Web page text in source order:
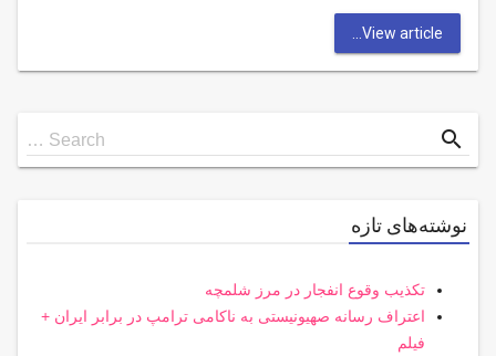
View article...
Search
for
Search … search
نوشته‌های تازه
تکذیب وقوع انفجار در مرز شلمچه
اعتراف رسانه صهیونیستی به ناکامی ترامپ در برابر ایران +
فیلم